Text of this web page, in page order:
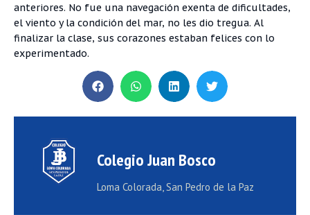
anteriores. No fue una navegación exenta de dificultades,
el viento y la condición del mar, no les dio tregua. Al
finalizar la clase, sus corazones estaban felices con lo
experimentado.
Colegio Juan Bosco
Loma Colorada, San Pedro de la Paz